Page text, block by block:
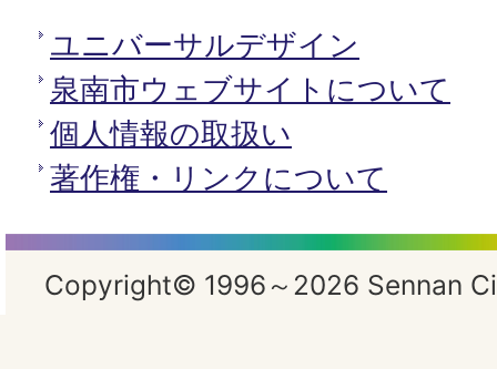
ユニバーサルデザイン
泉南市ウェブサイトについて
個人情報の取扱い
著作権・リンクについて
Copyright© 1996～2026 Sennan